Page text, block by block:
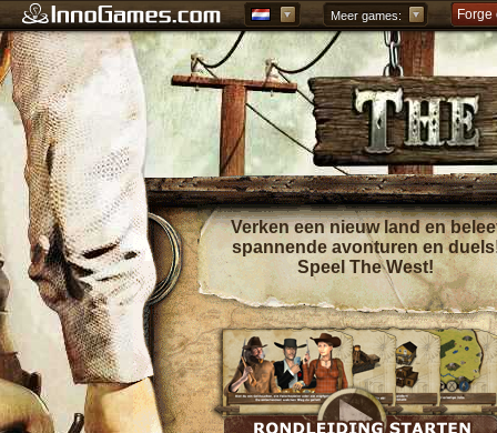
Meer games:
Verken een nieuw land en
spannende avonturen en
Speel The West!